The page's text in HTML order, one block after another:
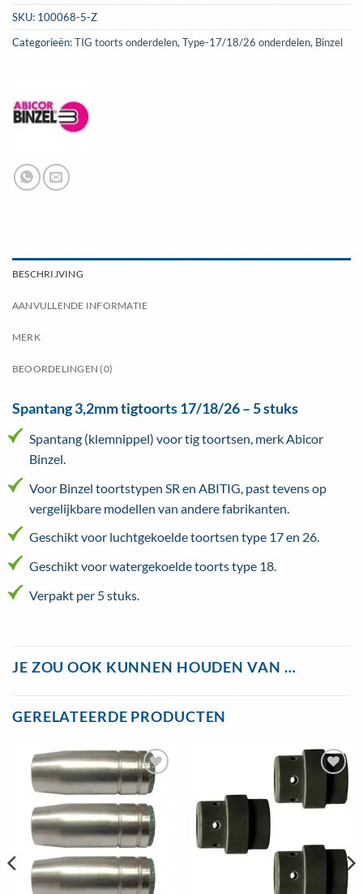
SKU: 100068-5-Z
Categorieën:TIG toorts onderdelen,Type-17/18/26 onderdelen, Binzel
BESCHRIJVING
AANVULLENDE INFORMATIE
MERK
BEOORDELINGEN (0)
Spantang 3,2mm tigtoorts 17/18/26 – 5 stuks
Spantang (klemnippel) voor tig toortsen, merk Abicor
Binzel.
Voor Binzel toortstypen SR en ABITIG, past tevens op
vergelijkbare modellen van andere fabrikanten.
Geschikt voor luchtgekoelde toortsen type 17 en 26.
Geschikt voor watergekoelde toorts type 18.
Verpakt per 5 stuks.
JE ZOU OOK KUNNEN HOUDEN VAN …
GERELATEERDE PRODUCTEN
Toevoegen
aan
wenslijst
Toevoegen
wenslijst